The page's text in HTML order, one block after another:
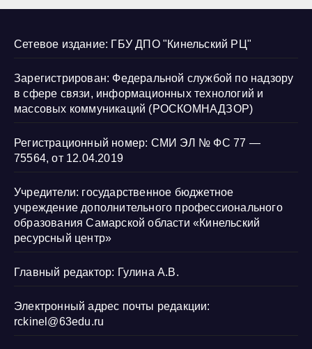
Сетевое издание: ГБУ ДПО "Кинельский РЦ"
Зарегистрирован: Федеральной службой по надзору
в сфере связи, информационных технологий и
массовых коммуникаций (РОСКОМНАДЗОР)
Регистрационный номер: СМИ ЭЛ № ФС 77 —
75564, от 12.04.2019
Учредители: государственное бюджетное
учреждение дополнительного профессионального
образования Самарской области «Кинельский
ресурсный центр»
Главный редактор: Гулина А.В.
Электронный адрес почты редакции:
rckinel@63edu.ru